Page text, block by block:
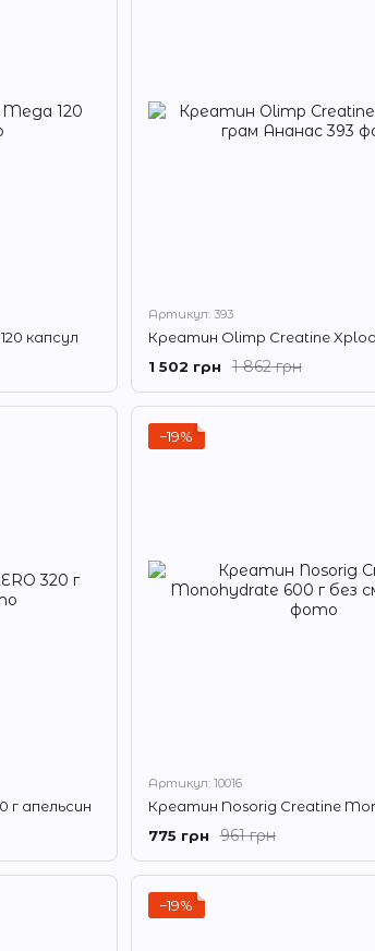
капсул
Артикул: 393
1 862 грн
1 502 грн
г апельсин
−19%
Артикул: 10016
961 грн
775 грн
−19%